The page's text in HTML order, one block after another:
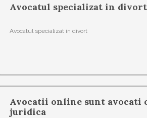
Avocatul specializat in divort
Avocatul specializat in divort
Avocatii online sunt avocati
juridica